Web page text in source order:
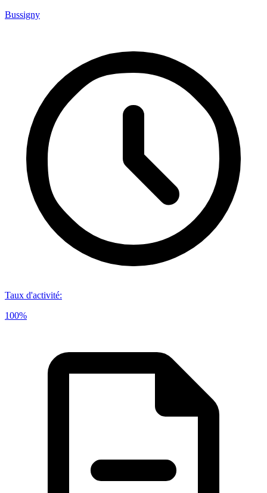
Bussigny
Taux d'activité:
100%